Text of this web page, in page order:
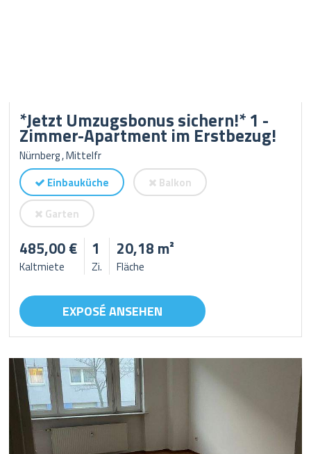
*Jetzt Umzugsbonus sichern!* 1 -
Zimmer-Apartment im Erstbezug!
Nürnberg , Mittelfr
Einbauküche
Balkon
Garten
485,00 €
Kaltmiete
1
Zi.
20,18 m²
Fläche
EXPOSÉ ANSEHEN